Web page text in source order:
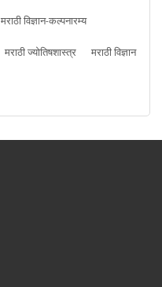
मराठी विज्ञान-कल्पनारम्य
मराठी ज्योतिषशास्त्र
मराठी विज्ञान